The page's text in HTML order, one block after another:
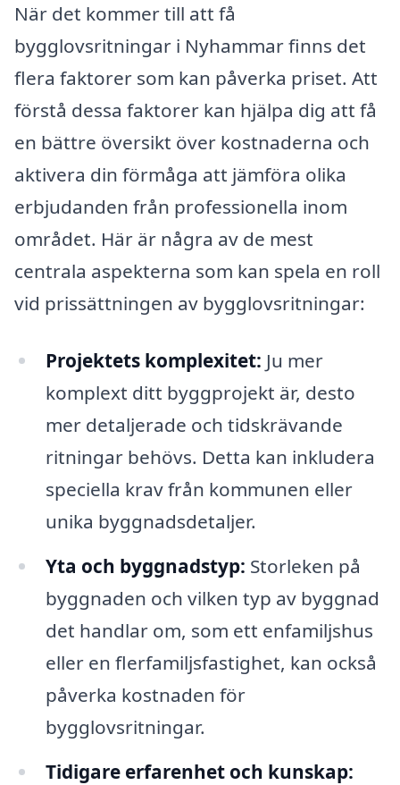
När det kommer till att få
bygglovsritningar i Nyhammar finns det
flera faktorer som kan påverka priset. Att
förstå dessa faktorer kan hjälpa dig att få
en bättre översikt över kostnaderna och
aktivera din förmåga att jämföra olika
erbjudanden från professionella inom
området. Här är några av de mest
centrala aspekterna som kan spela en roll
vid prissättningen av bygglovsritningar:
Projektets komplexitet: Ju mer
komplext ditt byggprojekt är, desto
mer detaljerade och tidskrävande
ritningar behövs. Detta kan inkludera
speciella krav från kommunen eller
unika byggnadsdetaljer.
Yta och byggnadstyp: Storleken på
byggnaden och vilken typ av byggnad
det handlar om, som ett enfamiljshus
eller en flerfamiljsfastighet, kan också
påverka kostnaden för
bygglovsritningar.
Tidigare erfarenhet och kunskap: